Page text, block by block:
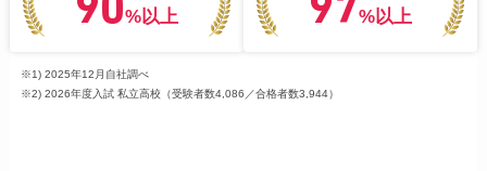
90%以上 97%以上
※1) 2025年12月自社調べ
※2) 2026年度入試 私立高校（受験者数4,086／合格者数3,944）